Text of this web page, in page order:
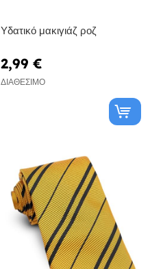
Υδατικό μακιγιάζ ροζ
2,99 €
ΔΙΑΘΈΣΙΜΟ